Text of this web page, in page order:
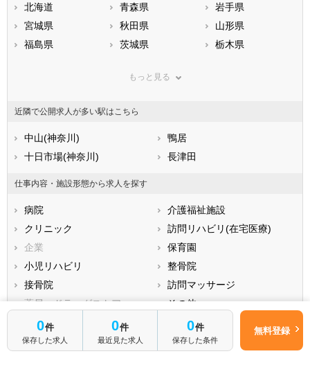
0件
保存した求人
0件
最近見た求人
0件
保存した条件
無料登録
北海道 青森県
岩手県
宮城県
秋田県
山形県
福島県
茨城県
栃木県
神奈川県
石川県
福井県
静岡県
滋賀県
広島県
徳島県
香川県
高知県
福岡県
熊本県
鹿児島県
もっと見る
近隣で公開求人が多い駅はこちら
中山(神奈川)
鴨居
十日市場(神奈川)
長津田
仕事内容・施設形態から求人を探す
病院
介護福祉施設
クリニック
訪問リハビリ(在宅医療)
企業
保育園
小児リハビリ
整骨院
接骨院
訪問マッサージ
薬局・ドラッグストア
その他
雇用形態から求人を探す